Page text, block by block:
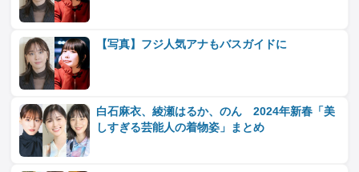
【写真】フジ人気アナもバスガイドに
白石麻衣、綾瀬はるか、のん 2024年新春「美
しすぎる芸能人の着物姿」まとめ